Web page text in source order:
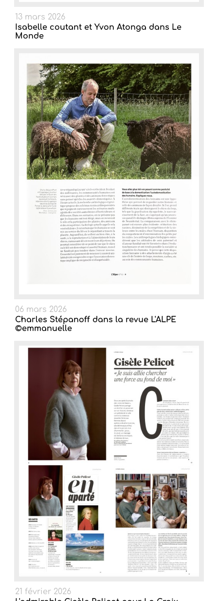
13 mars 2026
Isabelle coutant et Yvon Atonga dans Le
Monde
06 mars 2026
Charles Stépanoff dans la revue L'ALPE
©emmanuelle
21 février 2026